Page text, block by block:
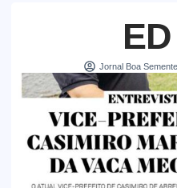
Jornal Boa Semente